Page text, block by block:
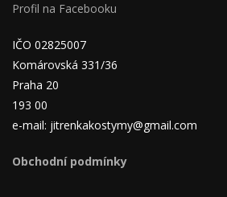
Profil na Facebooku
IČO 02825007
Komárovská 331/36
Praha 20
193 00
e-mail: jitrenkakostymy@gmail.com
Obchodní podmínky